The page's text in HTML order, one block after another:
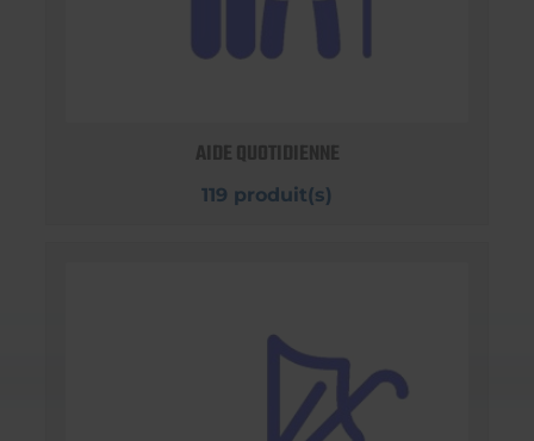
AIDE QUOTIDIENNE
119 produit(s)